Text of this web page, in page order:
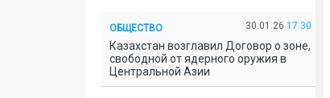
ОБЩЕСТВО 30.01.26 17:30
Казахстан возглавил Договор о зоне,
свободной от ядерного оружия в
Центральной Азии